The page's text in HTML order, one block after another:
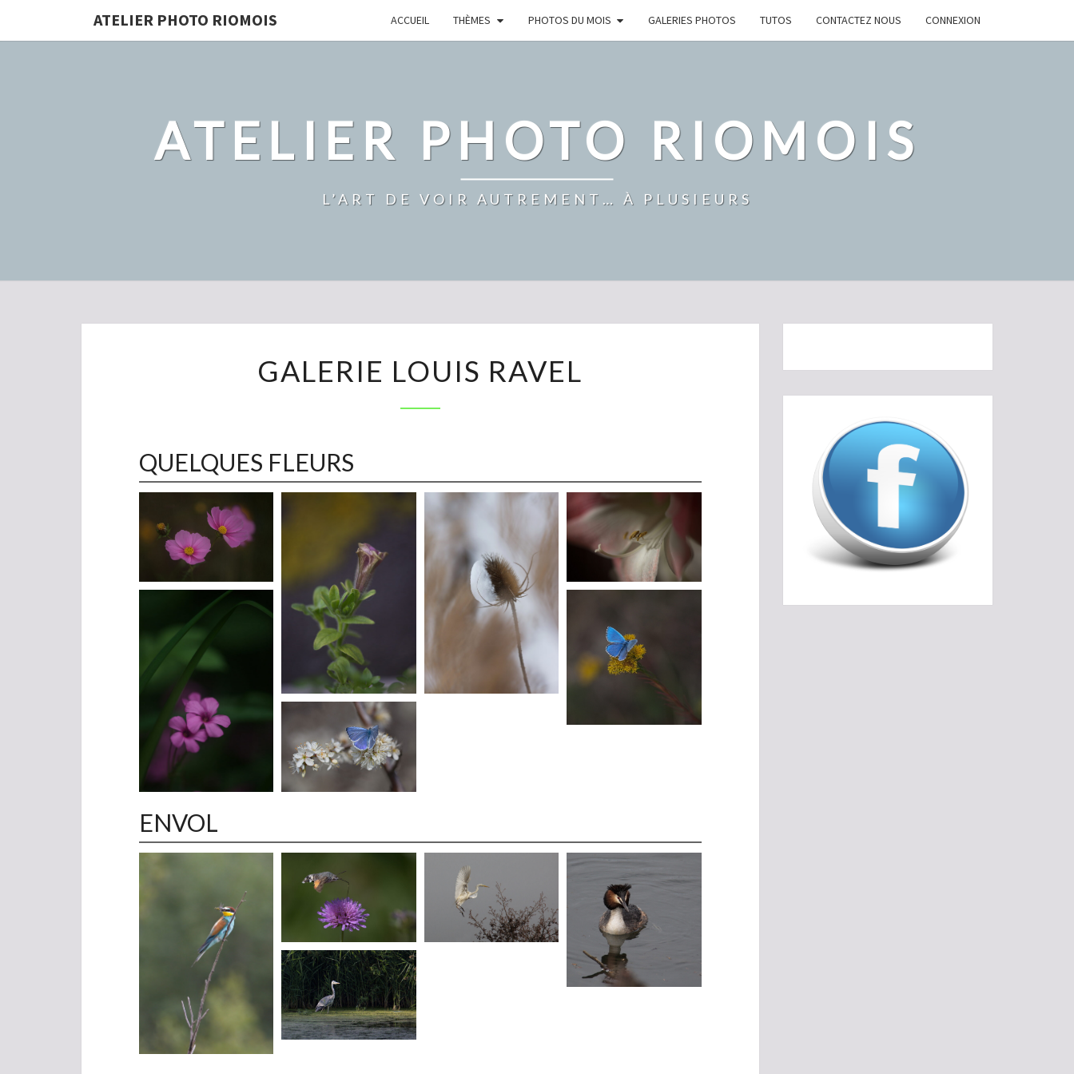
ATELIER PHOTO RIOMOIS ACCUEIL THÈMES PHOTOS DU MOIS GALERIES PHOTOS TUTOS CONTACTEZ NOUS CONNEXION
ATELIER PHOTO RIOMOIS
L’ART DE VOIR AUTREMENT… À PLUSIEURS
LOUIS
GALERIE LOUIS RAVEL
QUELQUES FLEURS
ENVOL